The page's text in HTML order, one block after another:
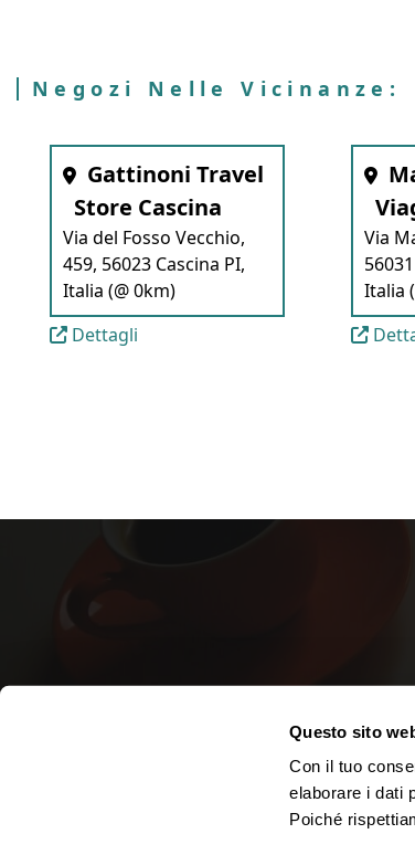
Questo sito
Con il tuo
elaborare i dati
Poiché
Negozi Nelle Vicinanze:
Gattinoni Travel
Store Cascina
Via del Fosso Vecchio,
459, 56023 Cascina PI,
Italia (@ 0km)
Dettagli
Via
Italia